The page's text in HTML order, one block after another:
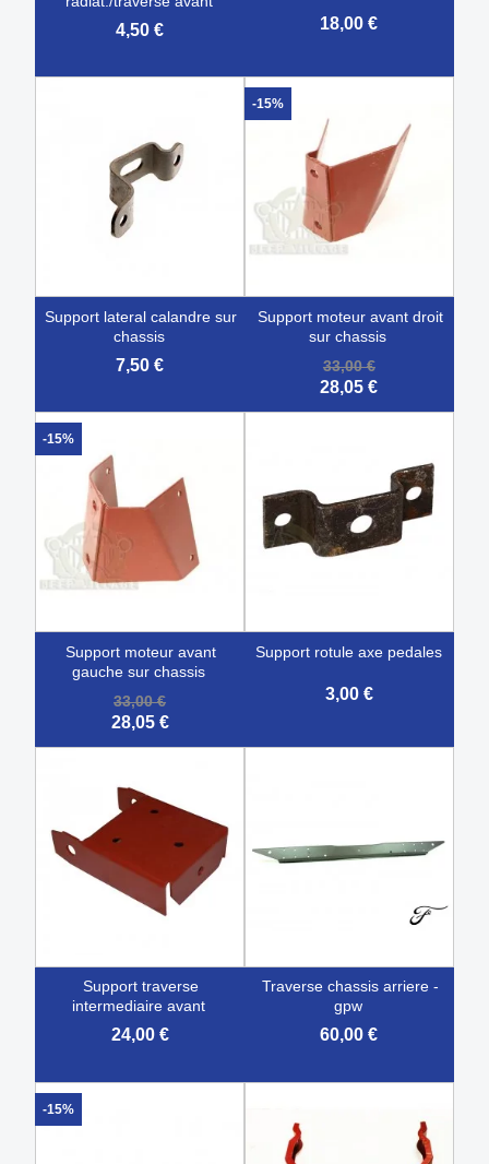
4,50 € 18,00 €
support lateral calandre sur
chassis
7,50 €
support moteur avant droit
sur chassis
33,00 €
28,05 €
-15%
support moteur avant
gauche sur chassis
33,00 €
28,05 €
-15%
support rotule axe pedales
3,00 €
support traverse
intermediaire avant
24,00 €
traverse chassis arriere -
gpw
60,00 €
-15%